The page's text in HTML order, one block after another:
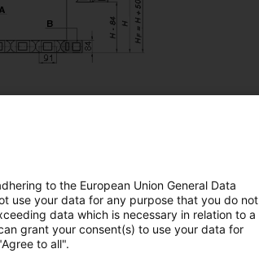
to the European Union General Data
use your data for any purpose that you do not
data which is necessary in relation to a
grant your consent(s) to use your data for
to all".